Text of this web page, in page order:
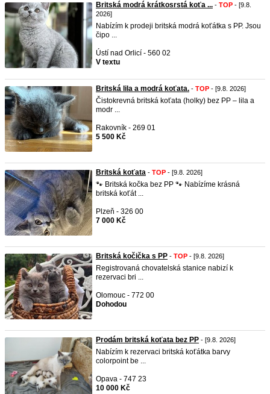
Britská modrá krátkosrstá koťa ... - TOP - [9.8.
2026]
Nabízím k prodeji britská modrá koťátka s PP. Jsou
čipo ...
Ústí nad Orlicí - 560 02
V textu
Britská lila a modrá koťata. - TOP - [9.8. 2026]
Čistokrevná britská koťata (holky) bez PP – lila a
modr ...
Rakovník - 269 01
5 500 Kč
Britská koťata - TOP - [9.8. 2026]
🐾 Britská kočka bez PP 🐾 Nabízíme krásná
britská koťát ...
Plzeň - 326 00
7 000 Kč
Britská kočička s PP - TOP - [9.8. 2026]
Registrovaná chovatelská stanice nabizí k
rezervaci bri ...
Olomouc - 772 00
Dohodou
Prodám britská koťata bez PP - [9.8. 2026]
Nabízím k rezervaci britská koťátka barvy
colorpoint be ...
Opava - 747 23
10 000 Kč